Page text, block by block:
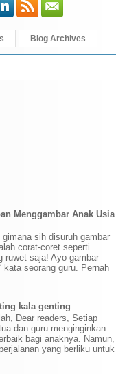
Blog Archives
Menggambar Anak Usia
gimana sih disuruh gambar
corat-coret seperti
ruwet saja! Ayo gambar
kata seorang guru. Pernah
kala genting
Dear readers, Setiap
dan guru menginginkan
bagi anaknya. Namun,
yang berliku untuk